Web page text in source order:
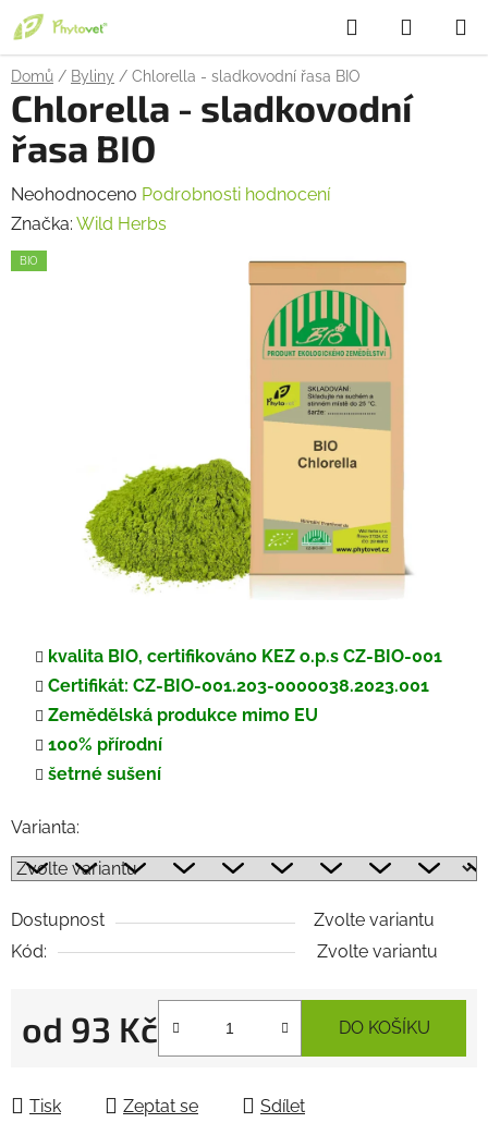
Přejít
na
obsah
Hledat
KOŠÍK
Domů / Byliny / Chlorella - sladkovodní řasa BIO
kvalita BIO, certifikováno KEZ o.p.s CZ-BIO-001
Certifikát: CZ-BIO-001.203-0000038.2023.001
Zemědělská produkce mimo EU
100% přírodní
šetrné sušení
Varianta:
Dostupnost
Zvolte variantu
Kód:
Zvolte variantu
od 93 Kč DO KOŠÍKU
Tisk Zeptat se Sdílet
Chlorella - sladkovodní
řasa BIO
Průměrné
hodnocení
produktu
Neohodnoceno Podrobnosti hodnocení
Značka: Wild Herbs
BIO